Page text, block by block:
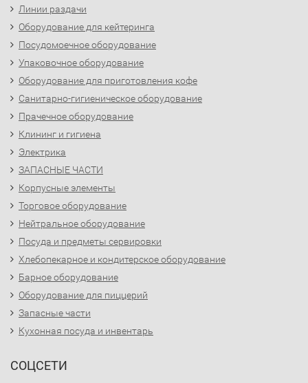
Линии раздачи
Оборудование для кейтеринга
Посудомоечное оборудование
Упаковочное оборудование
Оборудование для приготовления кофе
Санитарно-гигиеническое оборудование
Прачечное оборудование
Клининг и гигиена
Электрика
ЗАПАСНЫЕ ЧАСТИ
Корпусные элементы
Торговое оборудование
Нейтральное оборудование
Посуда и предметы сервировки
Хлебопекарное и кондитерское оборудование
Барное оборудование
Оборудование для пиццерий
Запасные части
Кухонная посуда и инвентарь
СОЦСЕТИ